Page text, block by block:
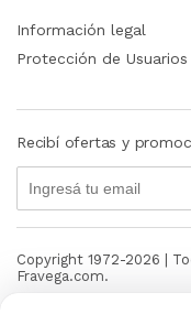
Información legal
Protección de
Recibí ofertas y
Copyright 1972-2026 |
Fravega.com.